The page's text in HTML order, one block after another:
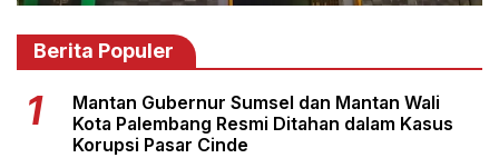
Berita Populer
Mantan Gubernur Sumsel dan Mantan Wali
Kota Palembang Resmi Ditahan dalam Kasus
Korupsi Pasar Cinde